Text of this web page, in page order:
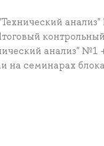
анализ" №1
на семинарах